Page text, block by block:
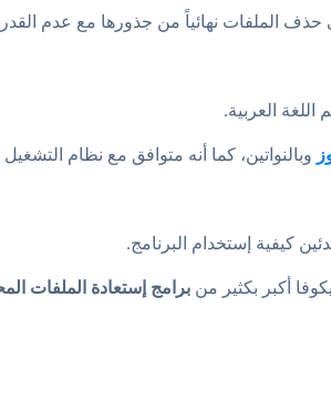
حذف الملفات نهائياً من جذورها مع عدم
وبالنواتين، كما أنه متوافق مع نظام
أكبر بكثير من برامج إستعادة الملفات